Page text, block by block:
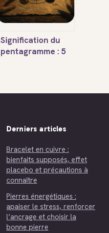
Signification du
pentagramme : 5
d’un symbole
Derniers articles
Bracelet en cuivre :
bienfaits supposés, effet
placebo et précautions à
connaître
Pierres énergétiques :
apaiser le stress, renforcer
l’ancrage et choisir la
bonne pierre